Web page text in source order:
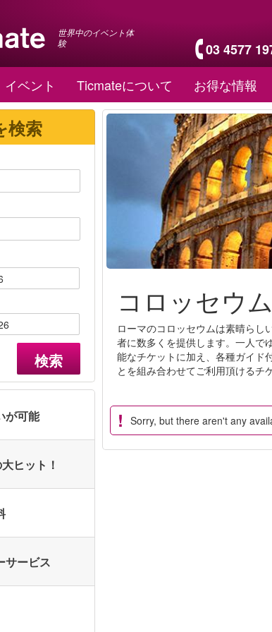
世界中のイベント体
験
03 4577
イベント Ticmateについて お得な情報
検索
検索
が可能
ヒット！
サービス
コロッセウム
ローマのコロッセウムは素晴らし
者に数多くを提供します。一人で
能なチケットに加え、各種ガイド
とを組み合わせてご利用頂けるチ
Sorry, but there aren't any